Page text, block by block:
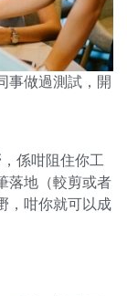
事做過測試，開
係咁阻住你工
落地（較剪或者
，咁你就可以成